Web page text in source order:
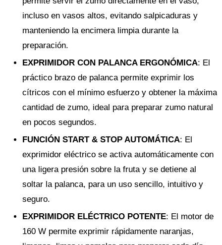
incluso en vasos altos, evitando salpicaduras y
manteniendo la encimera limpia durante la
preparación.
EXPRIMIDOR CON PALANCA ERGONÓMICA: El
práctico brazo de palanca permite exprimir los
cítricos con el mínimo esfuerzo y obtener la máxima
cantidad de zumo, ideal para preparar zumo natural
en pocos segundos.
FUNCIÓN START & STOP AUTOMÁTICA: El
exprimidor eléctrico se activa automáticamente con
una ligera presión sobre la fruta y se detiene al
soltar la palanca, para un uso sencillo, intuitivo y
seguro.
EXPRIMIDOR ELÉCTRICO POTENTE: El motor de
160 W permite exprimir rápidamente naranjas,